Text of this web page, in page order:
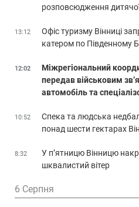
розповсюдження
13:12
Офіс туризму Вінниці
катером по Південному
12:02
Міжрегіональний
передав військовим
автомобіль та
10:52
Спека та людська
понад шести гектарах
8:32
У п’ятницю Вінницю
шквалистий вітер
6 Серпня